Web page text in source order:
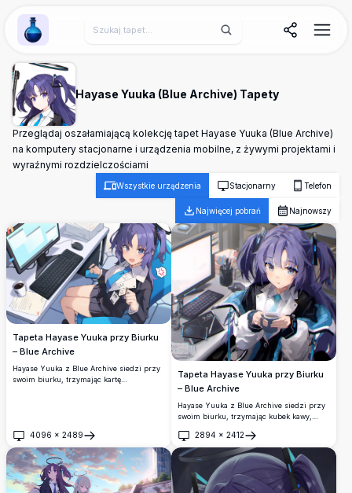
Wallpaper Alchemy
Hayase Yuuka (Blue Archive) Tapety
Przeglądaj oszałamiającą kolekcję tapet Hayase Yuuka (Blue Archive)
na komputery stacjonarne i urządzenia mobilne, z żywymi projektami i
wyraźnymi rozdzielczościami
Wszystkie urządzenia Stacjonarny Telefon
Najwięcej pobrań Najnowszy
Tapeta Hayase Yuuka przy Biurku
– Blue Archive
Hayase Yuuka z Blue Archive siedzi przy
swoim biurku, trzymając kartę
4096 × 2489
Otwórz
Tapeta Hayase Yuuka przy Biurku
– Blue Archive
Hayase Yuuka z Blue Archive siedzi przy
swoim biurku, trzymając kubek kawy,
przyborami biurowymi. Oszałamiająca
tapeta anime w wysokiej rozdzielczości z
chłodnymi niebieskimi odcieniami i
szczegółową grafiką.
2894 × 2412
Otwórz